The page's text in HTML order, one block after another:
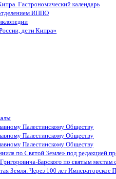
Гастрономический календарь
ИППО
дети Кипра»
Палестинскому Обществу
Палестинскому Обществу
Палестинскому Обществу
по Святой Земле» под редакцией
Барского по святым
Земля. Через 100 лет Императорское